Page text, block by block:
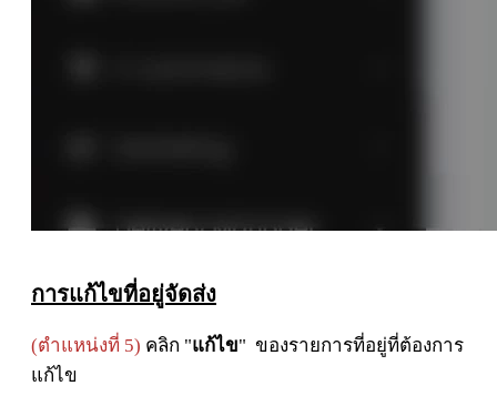
การแก้ไขที่อยู่จัดส่ง
(ตำแหน่งที่ 5) คลิก "แก้ไข" ของรายการที่อยู่ที่ต้องการ
แก้ไข